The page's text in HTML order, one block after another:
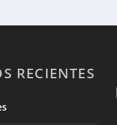
RECIENTES